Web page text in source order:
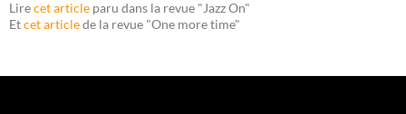
Lirecet article paru dans la revue "Jazz On"
Etcet articlede la revue "One more time"